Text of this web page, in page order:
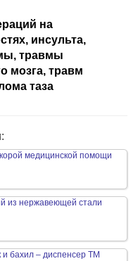
на
инсульта,
травмы
мозга, травм
таза
медицинской помощи
из нержавеющей стали
бахил – диспенсер ТМ